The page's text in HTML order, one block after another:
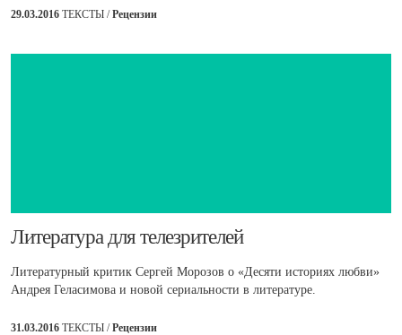
29.03.2016 ТЕКСТЫ /Рецензии
​Литература для телезрителей
Литературный критик Сергей Морозов о «Десяти историях любви»
Андрея Геласимова и новой сериальности в литературе.
31.03.2016 ТЕКСТЫ /Рецензии